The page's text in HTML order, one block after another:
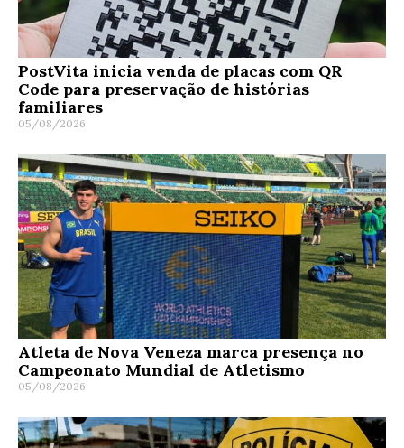
PostVita inicia venda de placas com QR
Code para preservação de histórias
familiares
05/08/2026
Atleta de Nova Veneza marca presença no
Campeonato Mundial de Atletismo
05/08/2026